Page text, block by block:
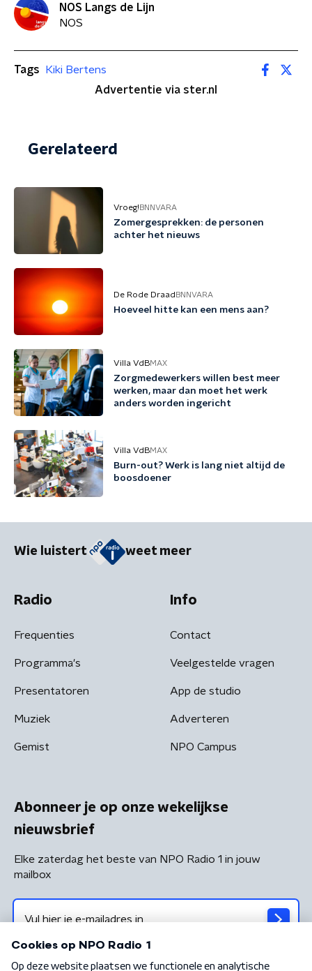
NOS Langs de Lijn
NOS
Tags
Kiki Bertens
Advertentie via ster.nl
Gerelateerd
Vroeg! BNNVARA
Zomergesprekken: de personen
achter het nieuws
De Rode Draad BNNVARA
Hoeveel hitte kan een mens aan?
Villa VdBMAX
Zorgmedewerkers willen best meer
werken, maar dan moet het werk
anders worden ingericht
Villa VdBMAX
Burn-out? Werk is lang niet altijd de
boosdoener
Wie luistert weet meer
Radio
Frequenties
Programma's
Presentatoren
Muziek
Gemist
Info
Contact
Veelgestelde vragen
App de studio
Adverteren
NPO Campus
Abonneer je op onze wekelijkse
nieuwsbrief
Elke zaterdag het beste van NPO Radio 1 in jouw
mailbox